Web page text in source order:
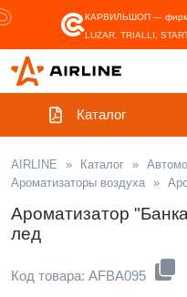
КАРВИЛЬШОП —
LUZAR, TRIALLI,
Каталог
AIRLINE » Каталог »
Ароматизаторы воздуха »
Ароматизатор
лед
Код товара: AFBA095